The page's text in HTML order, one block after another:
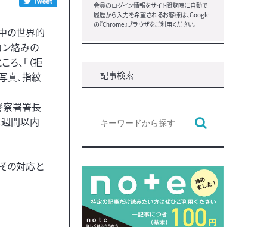
の世界的
ン絡みの
、「（拒
真、指紋
察署署長
週間以内
の対応と
会員のログイン情報をサイト閲覧時に自動で
履歴から入力を希望されるお客様は、Google
の『Chrome』ブラウザをご利用ください。
記事検索